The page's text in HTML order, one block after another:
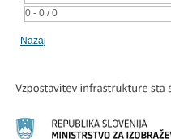
0 - 0 / 0
Nazaj